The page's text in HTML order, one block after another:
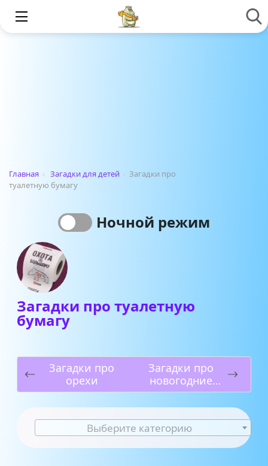
Главная › Загадки для детей › Загадки про
туалетную бумагу
Ночной режим
Загадки про туалетную
бумагу
Загадки про
орехи
Загадки про
новогодние
фильмы
Выберите категорию